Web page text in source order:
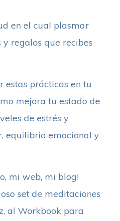
en el cual plasmar
regalos que recibes
estas prácticas en tu
mejora tu estado de
de estrés y
equilibrio emocional y
mi web, mi blog!
set de meditaciones
al Workbook para